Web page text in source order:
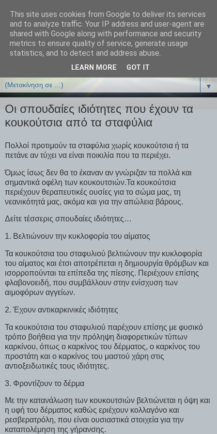
ΒΙΟΛΟΓΙΑonline.gr
Online Μαθήματα Βιολογίας
▼
Οι σπουδαίες ιδιότητες που έχουν τα
κουκούτσια από τα σταφύλια
Πολλοί προτιμούν τα σταφύλια χωρίς κουκούτσια ή τα
πετάνε αν τύχει να είναι ποικιλία που τα περιέχει.
Όμως ίσως δεν θα το έκαναν αν γνώριζαν τα πολλά και
σημαντικά οφέλη των κουκουτσιών.Τα κουκούτσια
περιέχουν θεραπευτικές ουσίες για το σώμα μας, τη
νεανικότητά μας, ακόμα και για την απώλεια βάρους.
Δείτε τέσσερις σπουδαίες ιδιότητες…
1. Βελτιώνουν την κυκλοφορία του αίματος
Τα κουκούτσια του σταφυλιού βελτιώνουν την κυκλοφορία
του αίματος και έτσι αποτρέπεται η δημιουργία θρόμβων και
ισορροπούνται τα επίπεδα της πίεσης. Περιέχουν επίσης
φλαβονοειδή, που συμβάλλουν στην ενίσχυση των
αιμοφόρων αγγείων.
2. Έχουν αντικαρκινικές ιδιότητες
Τα κουκούτσια του σταφυλιού παρέχουν επίσης με φυσικό
τρόπο βοήθεια για την πρόληψη διαφορετικών τύπων
καρκίνου, όπως ο καρκίνος του δέρματος, ο καρκίνος του
προστάτη και ο καρκίνος του μαστού χάρη στις
αντιοξειδωτικές τους ιδιότητες.
3. Φροντίζουν το δέρμα
Με την κατανάλωση των κουκουτσιών βελτιώνεται η όψη και
η υφή του δέρματος καθώς εριέχουν κολλαγόνο και
ρεσβερατρόλη, που είναι ουσιαστικά στοιχεία για την
καταπολέμηση της γήρανσης.
This site uses cookies from Google to deliver its services
and to analyze traffic. Your IP address and user-agent are
shared with Google along with performance and security
metrics to ensure quality of service, generate usage
statistics, and to detect and address abuse.
LEARN MORE GOT IT